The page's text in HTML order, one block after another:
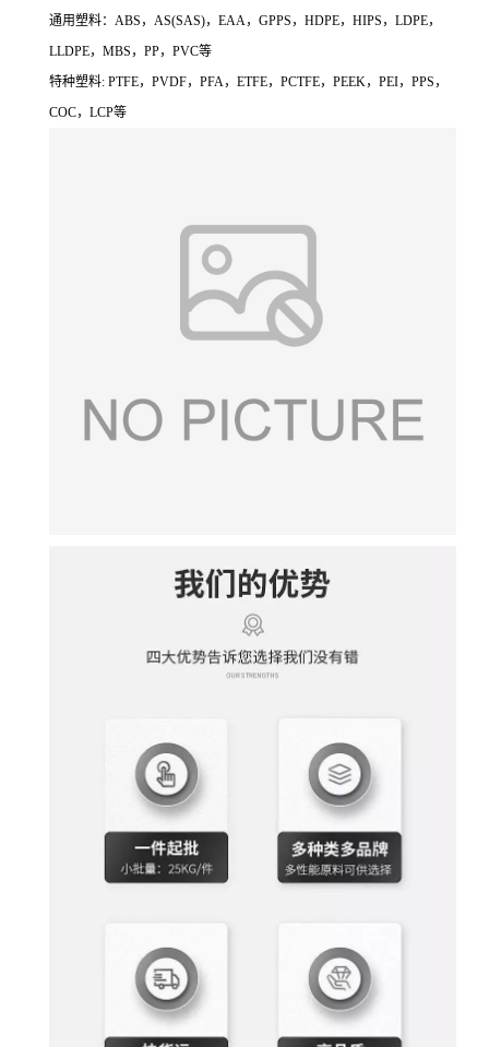
通用塑料：ABS，AS(SAS)，EAA，GPPS，HDPE，HIPS，LDPE，
LLDPE，MBS，PP，PVC等
特种塑料: PTFE，PVDF，PFA，ETFE，PCTFE，PEEK，PEI，PPS，
COC，LCP等